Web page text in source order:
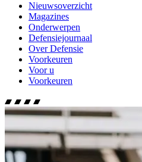
Nieuwsoverzicht
Magazines
Onderwerpen
Defensiejournaal
Over Defensie
Voorkeuren
Voor u
Voorkeuren